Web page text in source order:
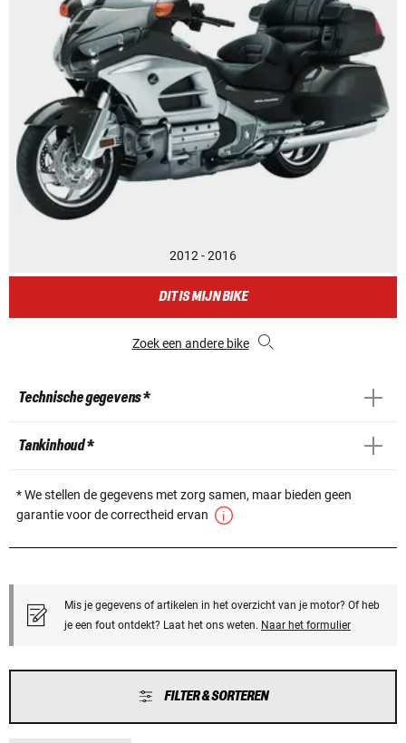
2012 - 2016
DIT IS MIJN BIKE
Zoek een andere bike
Technische gegevens *
Tankinhoud *
* We stellen de gegevens met zorg samen, maar bieden geen
garantie voor de correctheid ervan
Mis je gegevens of artikelen in het overzicht van je motor? Of heb
je een fout ontdekt? Laat het ons weten. Naar het formulier
FILTER & SORTEREN